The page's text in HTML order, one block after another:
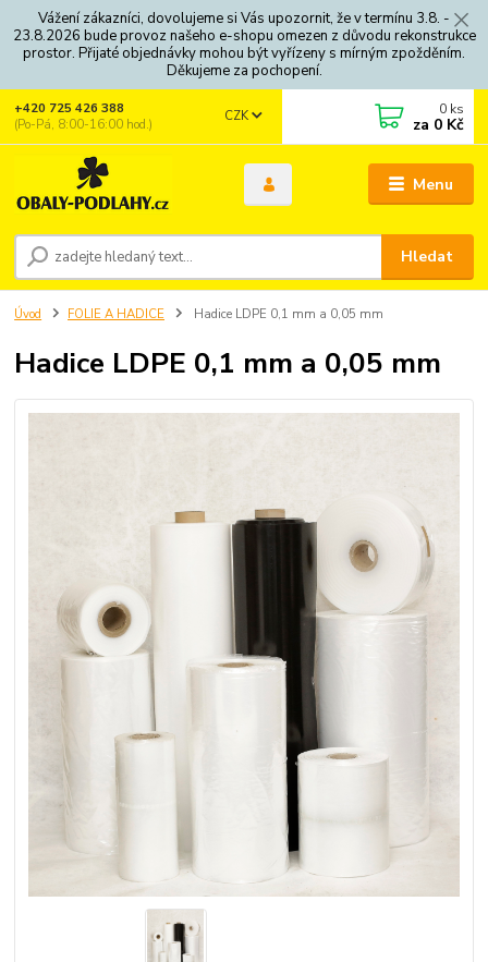
Vážení zákazníci, dovolujeme si Vás upozornit, že v termínu 3.8. -
23.8.2026 bude provoz našeho e-shopu omezen z důvodu rekonstrukce
prostor. Přijaté objednávky mohou být vyřízeny s mírným zpožděním.
Děkujeme za pochopení.
Menu
CZK
Hledat
+420 725 426 388
(Po-Pá, 8:00-16:00 hod.)
0 ks
za 0 Kč
Úvod FOLIE A HADICE Hadice LDPE 0,1 mm a 0,05 mm
Hadice LDPE 0,1 mm a 0,05 mm